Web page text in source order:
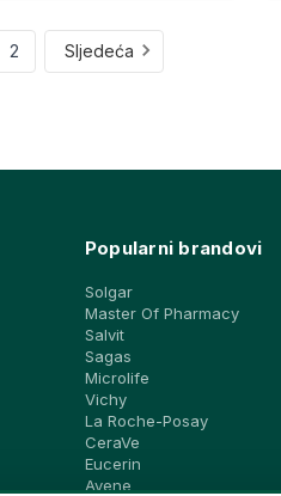
2 Sljedeća
Popularni brandovi
Solgar
Master Of Pharmacy
Salvit
Sagas
Microlife
Vichy
La Roche-Posay
CeraVe
Eucerin
Avene